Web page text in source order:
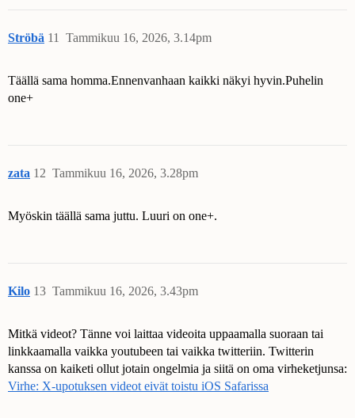
Ströbä Tammikuu 16, 2026, 3.14pm
11
Täällä sama homma.Ennenvanhaan kaikki näkyi hyvin.Puhelin
one+
zata Tammikuu 16, 2026, 3.28pm
12
Myöskin täällä sama juttu. Luuri on one+.
Kilo Tammikuu 16, 2026, 3.43pm
13
Mitkä videot? Tänne voi laittaa videoita uppaamalla suoraan tai
linkkaamalla vaikka youtubeen tai vaikka twitteriin. Twitterin
kanssa on kaiketi ollut jotain ongelmia ja siitä on oma virheketjunsa:
Virhe: X-upotuksen videot eivät toistu iOS Safarissa